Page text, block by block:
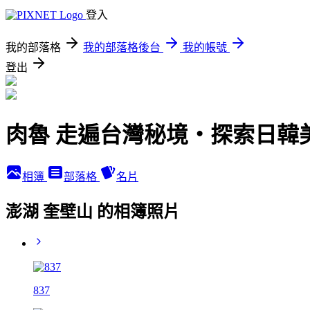
登入
我的部落格 我的部落格後台
我的帳號
登出
肉魯 走遍台灣秘境・探索日韓
相簿 部落格 名片
澎湖 奎壁山 的相簿照片
837